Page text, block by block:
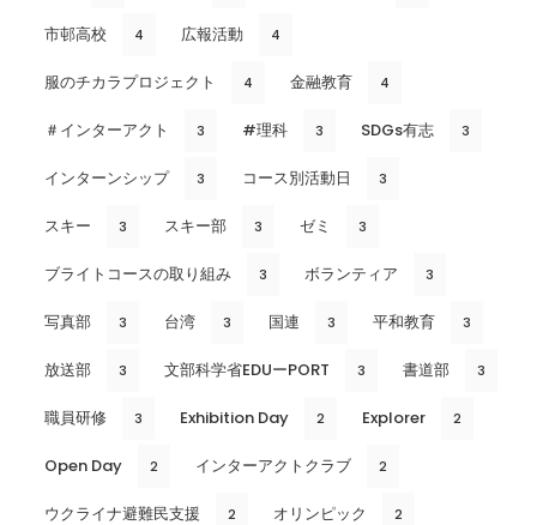
市邨高校 4 広報活動 4
服のチカラプロジェクト 4 金融教育 4
＃インターアクト 3 #理科 3 SDGs有志 3
インターンシップ 3 コース別活動日 3
スキー 3 スキー部 3 ゼミ 3
ブライトコースの取り組み 3 ボランティア 3
写真部 3 台湾 3 国連 3 平和教育 3
放送部 3 文部科学省EDUーPORT 3 書道部 3
職員研修 3 Exhibition Day 2 Explorer 2
Open Day 2 インターアクトクラブ 2
ウクライナ避難民支援 2 オリンピック 2